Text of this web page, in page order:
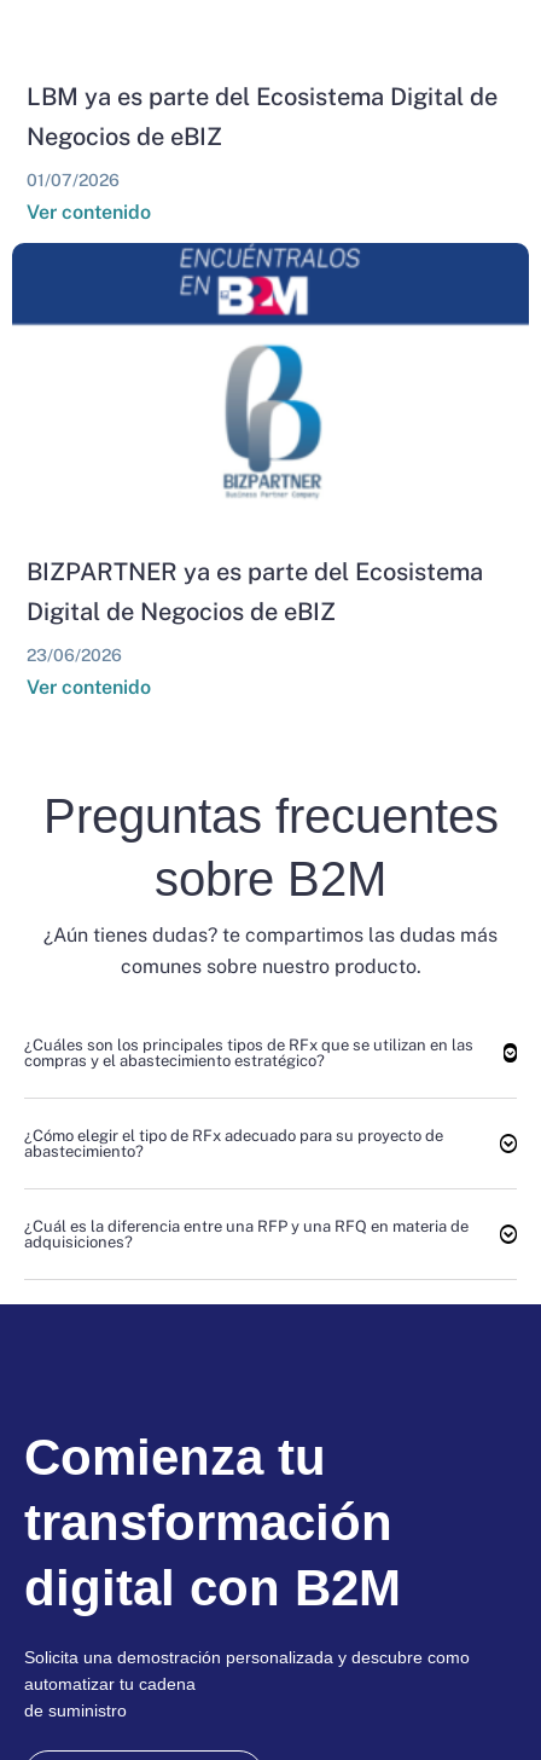
LBM ya es parte del Ecosistema Digital de
Negocios de eBIZ
01/07/2026
Ver contenido
BIZPARTNER ya es parte del Ecosistema
Digital de Negocios de eBIZ
23/06/2026
Ver contenido
Preguntas frecuentes
sobre B2M
¿Aún tienes dudas? te compartimos las dudas más
comunes sobre nuestro producto.
¿Cuáles son los principales tipos de RFx que se utilizan en las
compras y el abastecimiento estratégico?
¿Cómo elegir el tipo de RFx adecuado para su proyecto de
abastecimiento?
¿Cuál es la diferencia entre una RFP y una RFQ en materia de
adquisiciones?
Comienza tu
transformación
digital con B2M
Solicita una demostración personalizada y descubre como
automatizar tu cadena
de suministro